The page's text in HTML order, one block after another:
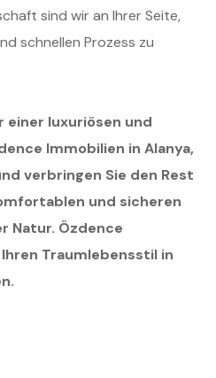
sind wir an Ihrer Seite,
schnellen Prozess zu
einer luxuriösen und
Immobilien in Alanya,
verbringen Sie den Rest
und sicheren
Natur. Özdence
Traumlebensstil in